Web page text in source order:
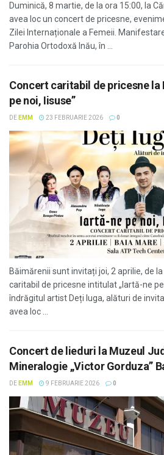
Duminică, 8 martie, de la ora 15:00, la
avea loc un concert de pricesne,
Zilei Internaționale a Femeii.
Parohia Ortodoxă Inău, în ...
Concert caritabil de pricesne la
pe noi, Iisuse”
DE EMM 23 FEBRUARIE 2026 0
Băimărenii sunt invitați joi, 2 aprilie, de
caritabil de pricesne intitulat „Iartă-ne
îndrăgitul artist Deți Iuga, alături de
avea loc ...
Concert de lieduri la Muzeul
Mineralogie „Victor Gorduza”
DE EMM 9 FEBRUARIE 2026 0